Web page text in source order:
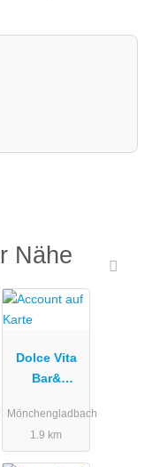
Nähe
Dolce Vita
Bar&
Mönchengladbach
1.9 km